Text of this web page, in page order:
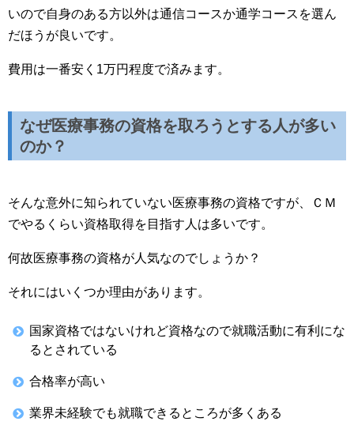
いので自身のある方以外は通信コースか通学コースを選ん
だほうが良いです。
費用は一番安く1万円程度で済みます。
なぜ医療事務の資格を取ろうとする人が多い
のか？
そんな意外に知られていない医療事務の資格ですが、ＣＭ
でやるくらい資格取得を目指す人は多いです。
何故医療事務の資格が人気なのでしょうか？
それにはいくつか理由があります。
国家資格ではないけれど資格なので就職活動に有利にな
るとされている
合格率が高い
業界未経験でも就職できるところが多くある